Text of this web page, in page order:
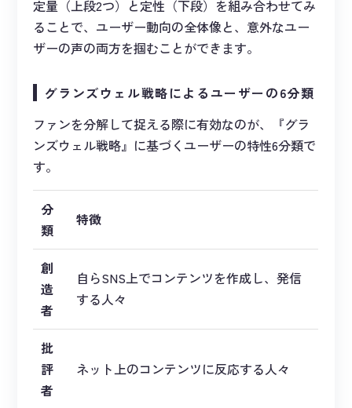
定量（上段2つ）と定性（下段）を組み合わせてみ
ることで、ユーザー動向の全体像と、意外なユー
ザーの声の両方を掴むことができます。
グランズウェル戦略によるユーザーの6分類
ファンを分解して捉える際に有効なのが、『グラ
ンズウェル戦略』に基づくユーザーの特性6分類で
す。
分
類
特徴
創
造
者
自らSNS上でコンテンツを作成し、発信
する人々
批
評
者
ネット上のコンテンツに反応する人々